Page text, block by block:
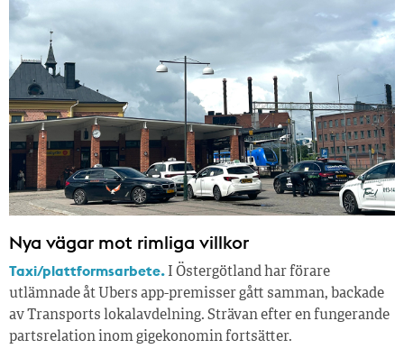
Nya vägar mot rimliga villkor
Taxi/plattformsarbete. I Östergötland har förare
utlämnade åt Ubers app-premisser gått samman, backade
av Transports lokalavdelning. Strävan efter en fungerande
partsrelation inom gigekonomin fortsätter.